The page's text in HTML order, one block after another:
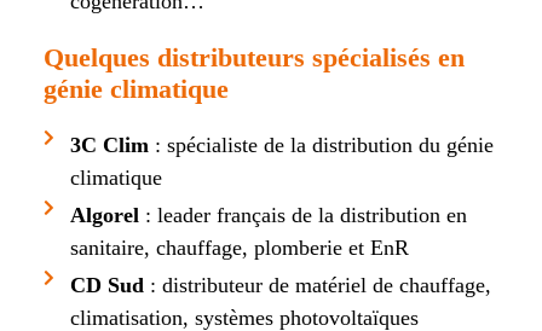
Quelques distributeurs spécialisés en
génie climatique
3C Clim : spécialiste de la distribution du génie
climatique
Algorel : leader français de la distribution en
sanitaire, chauffage, plomberie et EnR
CD Sud : distributeur de matériel de chauffage,
climatisation, systèmes photovoltaïques